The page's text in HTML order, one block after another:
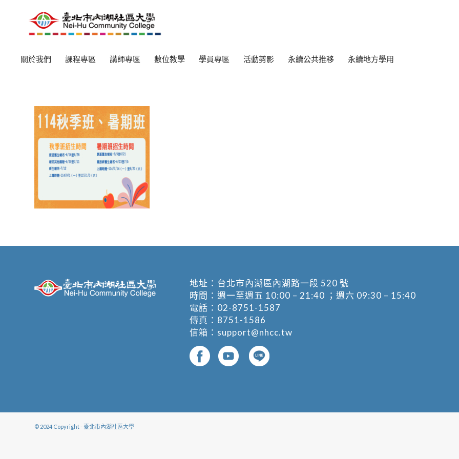
關於我們 課程專區 講師專區 數位教學 學員專區 活動剪影 永續公共推移 永續地方學用
地址： 台北市內湖區內湖路一段 520 號
時間：週一至週五 10:00 – 21:40 ；週六 09:30 – 15:40
電話： 02-8751-1587
傳真：8751-1586
信箱： support@nhcc.tw
© 2024 Copyright - 臺北市內湖社區大學